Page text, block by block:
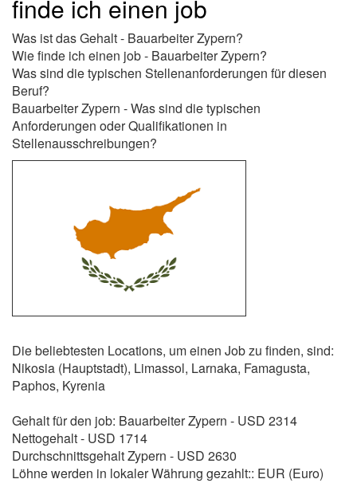
finde ich einen job
Was ist das Gehalt - Bauarbeiter Zypern?
Wie finde ich einen job - Bauarbeiter Zypern?
Was sind die typischen Stellenanforderungen für diesen
Beruf?
Bauarbeiter Zypern - Was sind die typischen
Anforderungen oder Qualifikationen in
Stellenausschreibungen?
Die beliebtesten Locations, um einen Job zu finden, sind:
Nikosia (Hauptstadt), Limassol, Larnaka, Famagusta,
Paphos, Kyrenia
Gehalt für den job: Bauarbeiter Zypern - USD 2314
Nettogehalt - USD 1714
Durchschnittsgehalt Zypern - USD 2630
Löhne werden in lokaler Währung gezahlt:: EUR (Euro)